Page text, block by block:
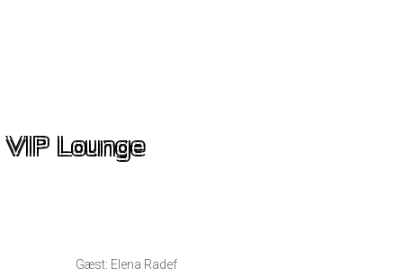
VIP Lounge
Gæst: Elena Radef